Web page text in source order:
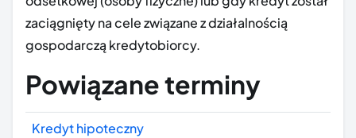
zaciągnięty na cele związane z działalnością
gospodarczą kredytobiorcy.
Powiązane terminy
Kredyt hipoteczny